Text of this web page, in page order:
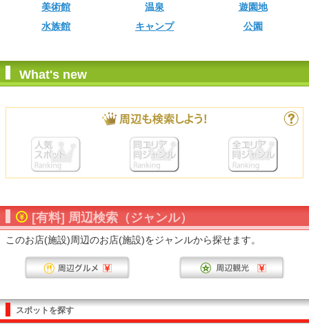
美術館 温泉
遊園地
水族館
キャンプ 公園
What's new
[有料] 周辺検索（ジャンル）
このお店(施設)周辺のお店(施設)をジャンルから探せます。
スポットを探す